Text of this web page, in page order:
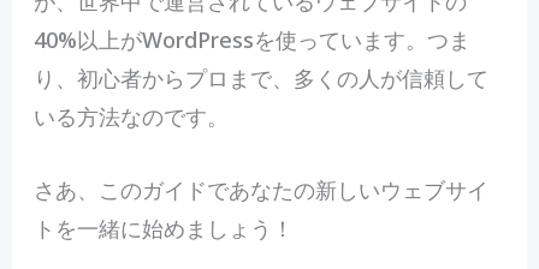
40%以上がWordPressを使っています。つま
り、初心者からプロまで、多くの人が信頼して
いる方法なのです。
さあ、このガイドであなたの新しいウェブサイ
トを一緒に始めましょう！